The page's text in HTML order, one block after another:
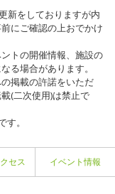
新をしておりますが内
にご確認の上おでかけ
トの開催情報、施設の
る場合があります。
掲載の許諾をいただ
(二次使用)は禁止で
。
セス イベント情報